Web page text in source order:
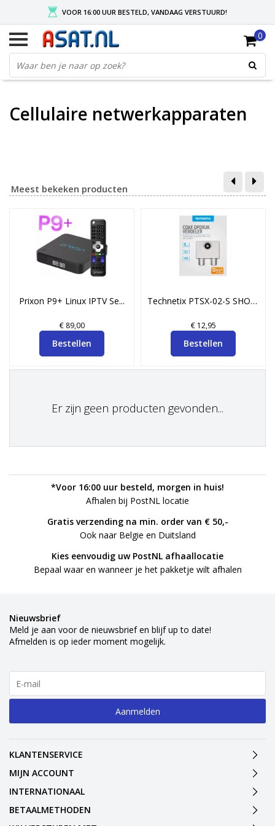
VOOR 16:00 UUR BESTELD, VANDAAG VERSTUURD!
GRATIS VERZENDING NA MIN. ORDER VAN € 50,-
KIES EENVOUDIG UW AFHAALLOCATIE
0
Cellulaire netwerkapparaten
Meest bekeken producten
Prixon P9+ Linux IPTV Se...
€ 89,00
Bestellen
Technetix PTSX-02-S SHOP...
€ 12,95
Bestellen
Er zijn geen producten gevonden...
*Voor 16:00 uur besteld, morgen in huis!
Afhalen bij PostNL locatie
Gratis verzending na min. order van € 50,-
Ook naar Belgie en Duitsland
Kies eenvoudig uw PostNL afhaallocatie
Bepaal waar en wanneer je het pakketje wilt afhalen
Nieuwsbrief
Meld je aan voor de nieuwsbrief en blijf up to date!
Afmelden is op ieder moment mogelijk.
Aanmelden
KLANTENSERVICE
MIJN ACCOUNT
INTERNATIONAAL
BETAALMETHODEN